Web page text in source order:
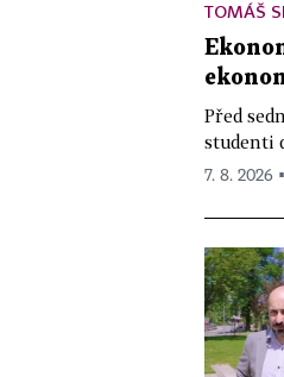
TOMÁŠ
Před
studenti
7. 8. 2026